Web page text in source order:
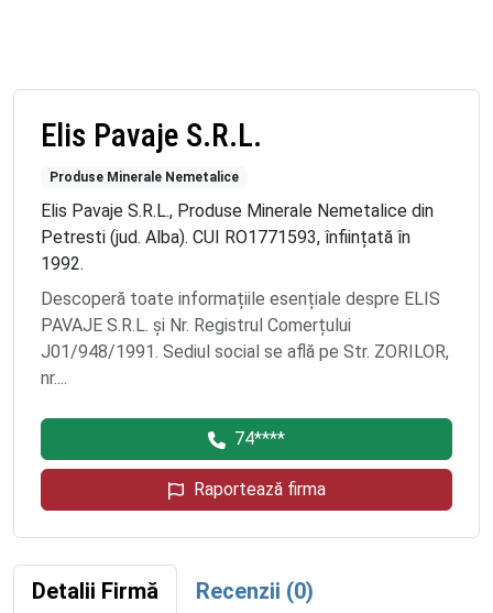
Elis Pavaje S.R.L.
Produse Minerale Nemetalice
Elis Pavaje S.R.L., Produse Minerale Nemetalice din
Petresti (jud. Alba). CUI RO1771593, înființată în
1992.
Descoperă toate informațiile esențiale despre ELIS
PAVAJE S.R.L. și Nr. Registrul Comerțului
J01/948/1991. Sediul social se află pe Str. ZORILOR,
nr....
74****
Raportează firma
Detalii Firmă Recenzii (0)